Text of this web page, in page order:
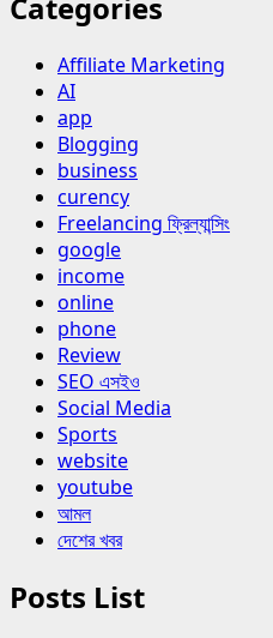
Affiliate Marketing
AI
app
Blogging
business
curency
Freelancing ফ্রিল্যান্সিং
google
income
online
phone
Review
SEO এসইও
Social Media
Sports
website
youtube
আমল
দেশের খবর
Posts List